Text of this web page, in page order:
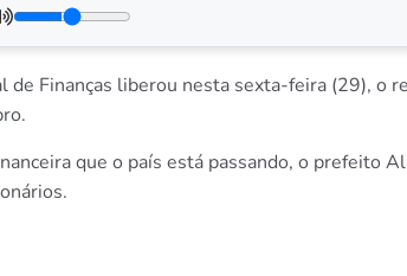
Finanças liberou nesta sexta-feira (29), o
que o país está passando, o prefeito